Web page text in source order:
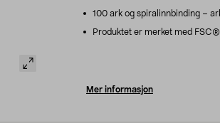
100 ark og spiralinnbinding –
Produktet er merket med
Mer informasjon